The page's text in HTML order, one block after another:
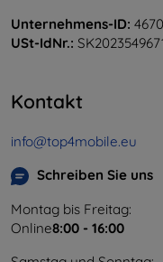
Unternehmens-ID:
USt-IdNr.:
Kontakt
info@top4mobile.eu
Schreiben Sie uns
Montag bis Freitag:
Online8:00 - 16:00